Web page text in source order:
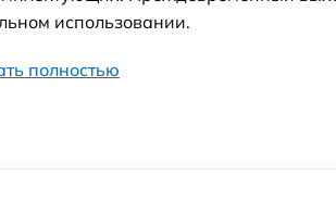
использовании.
полностью